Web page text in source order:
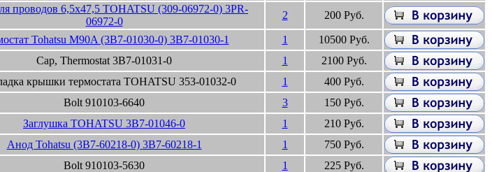
проводов 6,5x47,5 TOHATSU (309-06972-0) 3PR-
06972-0
2 200 Руб.
Tohatsu M90A (3B7-01030-0) 3B7-01030-1 1
10500 Руб.
Cap, Thermostat 3B7-01031-0 1
2100 Руб.
крышки термостата TOHATSU 353-01032-0 1
400 Руб.
Bolt 910103-6640 3
150 Руб.
Заглушка TOHATSU 3B7-01046-0 1
210 Руб.
Анод Tohatsu (3B7-60218-0) 3B7-60218-1 1
750 Руб.
Bolt 910103-5630 1
225 Руб.